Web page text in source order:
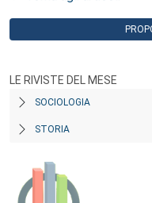
LE RIVISTE DEL MESE
SOCIOLOGIA
STORIA